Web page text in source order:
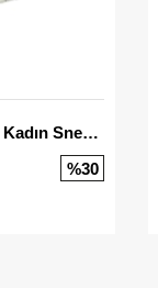
Mayze Stack Luxe Wns Kadın Sneaker
%30